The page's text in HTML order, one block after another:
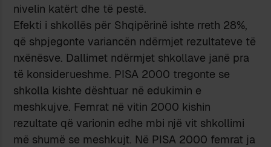
nivelin katërt dhe të pestë.
Efekti i shkollës për Shqipërinë ishte rreth 28%,
që shpjegonte variancën ndërmjet rezultateve të
nxënësve. Dallimet ndërmjet shkollave janë pra
të konsiderueshme. PISA 2000 tregonte se
shkolla kishte dështuar në edukimin e
meshkujve. Femrat në vitin 2000 kishin
rezultate që varionin edhe mbi një vit shkollimi
më shumë se meshkujt. Në PISA 2000 femrat ja